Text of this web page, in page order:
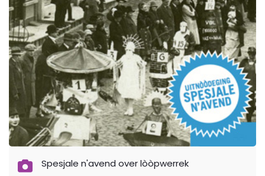
Spesjale n'avend over lòòpwerrek